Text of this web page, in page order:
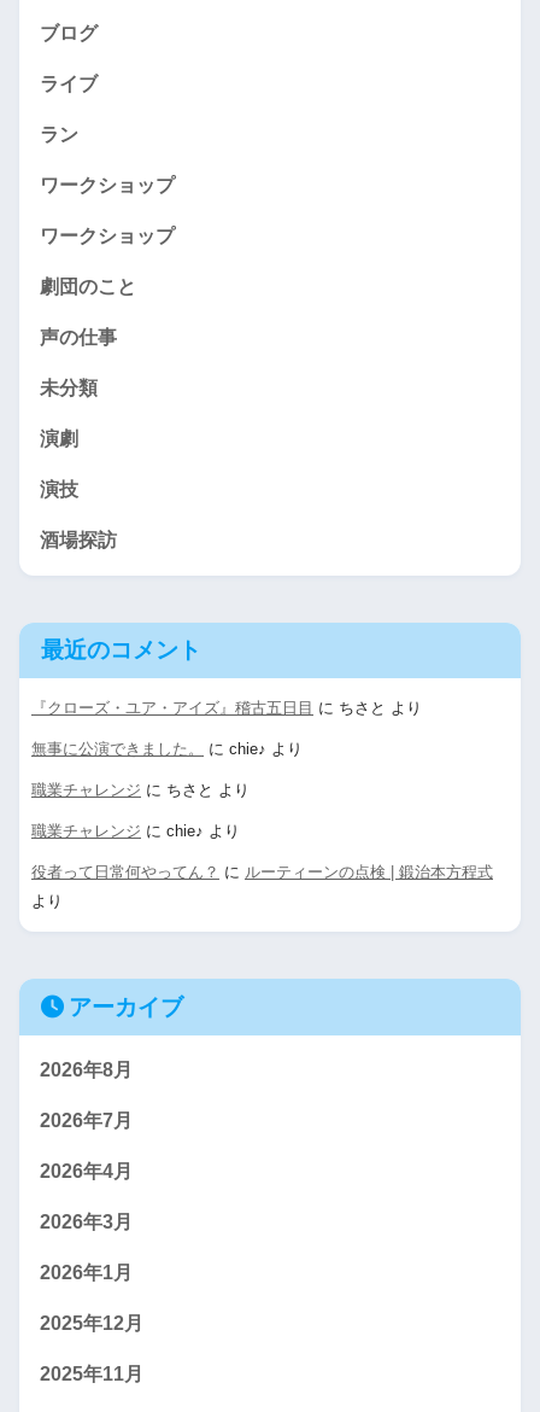
ブログ
ライブ
ラン
ワークショップ
ワークショップ
劇団のこと
声の仕事
未分類
演劇
演技
酒場探訪
最近のコメント
『クローズ・ユア・アイズ』稽古五日目 に ちさと より
無事に公演できました。 に chie♪ より
職業チャレンジ に ちさと より
職業チャレンジ に chie♪ より
役者って日常何やってん？ に ルーティーンの点検 | 鍛治本方程式
より
アーカイブ
2026年8月
2026年7月
2026年4月
2026年3月
2026年1月
2025年12月
2025年11月